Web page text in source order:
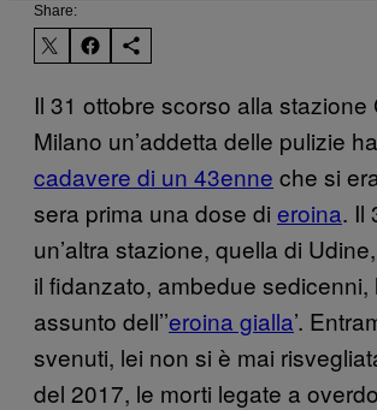
Share:
Il 31 ottobre scorso alla stazione
Milano un’addetta delle pulizie
cadavere di un 43enne che si
sera prima una dose di eroina. Il
un’altra stazione, quella di
il fidanzato, ambedue sedicenni,
assunto dell’’eroina gialla’.
svenuti, lei non si è mai
del 2017, le morti legate a